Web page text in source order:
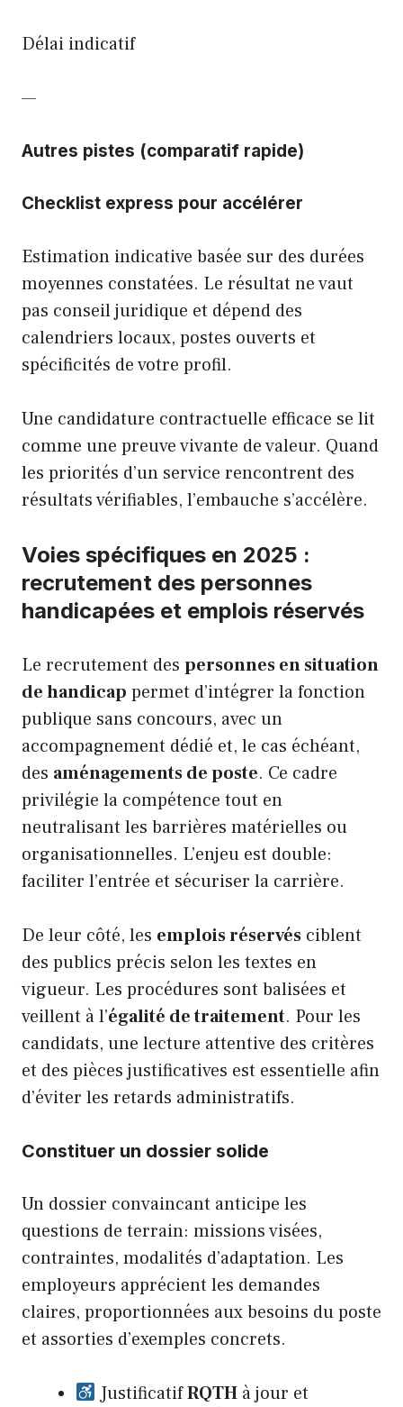
Délai indicatif
—
Autres pistes (comparatif rapide)
Checklist express pour accélérer
Estimation indicative basée sur des durées
moyennes constatées. Le résultat ne vaut
pas conseil juridique et dépend des
calendriers locaux, postes ouverts et
spécificités de votre profil.
Une candidature contractuelle efficace se lit
comme une preuve vivante de valeur. Quand
les priorités d’un service rencontrent des
résultats vérifiables, l’embauche s’accélère.
Voies spécifiques en 2025 :
recrutement des personnes
handicapées et emplois réservés
Le recrutement des personnes en situation
de handicap permet d’intégrer la fonction
publique sans concours, avec un
accompagnement dédié et, le cas échéant,
des aménagements de poste. Ce cadre
privilégie la compétence tout en
neutralisant les barrières matérielles ou
organisationnelles. L’enjeu est double:
faciliter l’entrée et sécuriser la carrière.
De leur côté, les emplois réservés ciblent
des publics précis selon les textes en
vigueur. Les procédures sont balisées et
veillent à l’égalité de traitement. Pour les
candidats, une lecture attentive des critères
et des pièces justificatives est essentielle afin
d’éviter les retards administratifs.
Constituer un dossier solide
Un dossier convaincant anticipe les
questions de terrain: missions visées,
contraintes, modalités d’adaptation. Les
employeurs apprécient les demandes
claires, proportionnées aux besoins du poste
et assorties d’exemples concrets.
JustificatifRQTHà jour et